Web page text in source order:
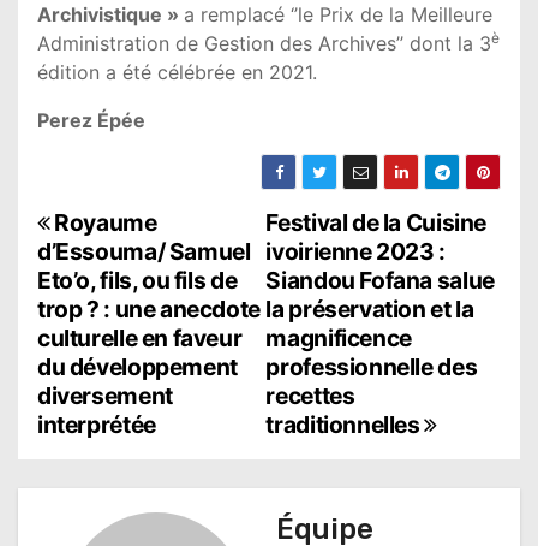
Archivistique » a remplacé ‘’le Prix de la Meilleure
Administration de Gestion des Archives’’ dont la 3è
édition a été célébrée en 2021.
Perez Épée
N
a
v
i
g
Festival de la Cuisine
ivoirienne 2023 :
Siandou Fofana salue
la préservation et la
magnificence
professionnelle des
recettes
traditionnelles
Royaume
d’Essouma/ Samuel
Eto’o, fils, ou fils de
trop ? : une anecdote
culturelle en faveur
du développement
diversement
interprétée
Équipe